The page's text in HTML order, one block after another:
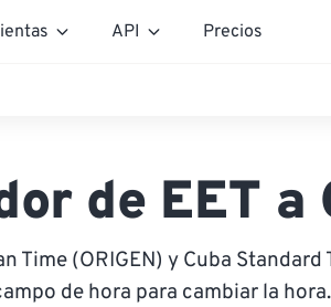
API Precios
de EET a
Time (ORIGEN) y Cuba Standard
de hora para cambiar la hora.